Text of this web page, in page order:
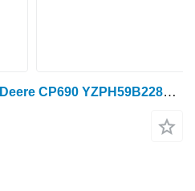
Силоотводен вал John Deere CP690 YZPH59B228714